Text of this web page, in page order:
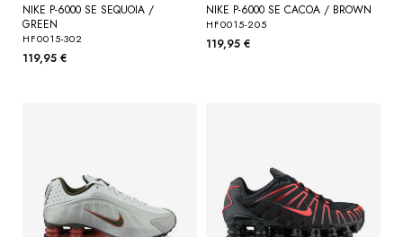
NIKE P-6000 SE SEQUOIA /
GREEN
HF0015-302
119,95 €
NIKE P-6000 SE CACOA / BROWN
HF0015-205
119,95 €